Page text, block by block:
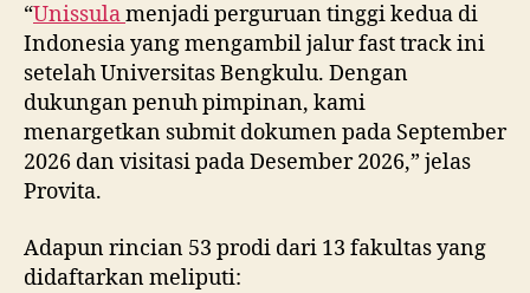
“Unissulamenjadi perguruan tinggi kedua di
Indonesia yang mengambil jalur fast track ini
setelah Universitas Bengkulu. Dengan
dukungan penuh pimpinan, kami
menargetkan submit dokumen pada September
2026 dan visitasi pada Desember 2026,” jelas
Provita.
Adapun rincian 53 prodi dari 13 fakultas yang
didaftarkan meliputi: